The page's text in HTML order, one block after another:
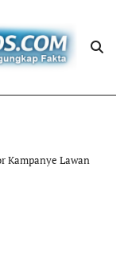
Kampanye Lawan